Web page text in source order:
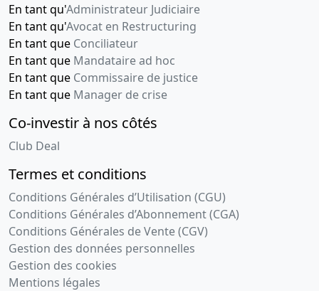
En tant qu'Administrateur Judiciaire
En tant qu'Avocat en Restructuring
En tant que Conciliateur
En tant que Mandataire ad hoc
En tant que Commissaire de justice
En tant que Manager de crise
Co-investir à nos côtés
Club Deal
Termes et conditions
Conditions Générales d’Utilisation (CGU)
Conditions Générales d’Abonnement (CGA)
Conditions Générales de Vente (CGV)
Gestion des données personnelles
Gestion des cookies
Mentions légales